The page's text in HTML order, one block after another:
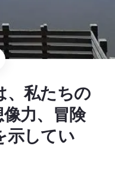
ページを共有する
、私たちの
力、冒険
示してい